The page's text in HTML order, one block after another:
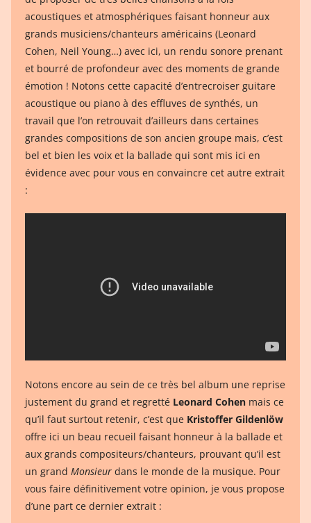
acoustiques et atmosphériques faisant honneur aux
grands musiciens/chanteurs américains (Leonard
Cohen, Neil Young…) avec ici, un rendu sonore prenant
et bourré de profondeur avec des moments de grande
émotion ! Notons cette capacité d’entrecroiser guitare
acoustique ou piano à des effluves de synthés, un
travail que l’on retrouvait d’ailleurs dans certaines
grandes compositions de son ancien groupe mais, c’est
bel et bien les voix et la ballade qui sont mis ici en
évidence avec pour vous en convaincre cet autre extrait
:
Notons encore au sein de ce très bel album une reprise
justement du grand et regretté Leonard Cohen mais ce
qu’il faut surtout retenir, c’est que Kristoffer Gildenlöw
offre ici un beau recueil faisant honneur à la ballade et
aux grands compositeurs/chanteurs, prouvant qu’il est
un grand Monsieur dans le monde de la musique. Pour
vous faire définitivement votre opinion, je vous propose
d’une part ce dernier extrait :